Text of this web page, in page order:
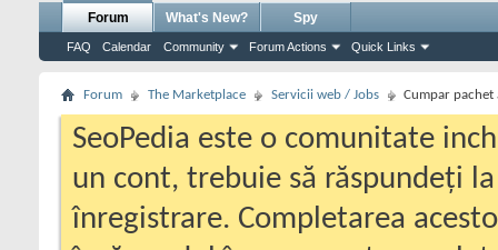
Forum
FAQ Calendar Community Forum Actions Quick Links
What's New? Spy
Forum The Marketplace Servicii web / Jobs Cumpar
SeoPedia este o comunitate
un cont, trebuie să răspundeți
înregistrare. Completarea